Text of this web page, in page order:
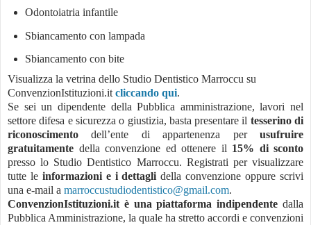
Odontoiatria infantile
Sbiancamento con lampada
Sbiancamento con bite
Visualizza la vetrina dello Studio Dentistico Marroccu su
ConvenzionIstituzioni.it cliccando qui.
Se sei un dipendente della Pubblica amministrazione, lavori nel
settore difesa e sicurezza o giustizia, basta presentare il tesserino di
riconoscimento dell’ente di appartenenza per usufruire
gratuitamente della convenzione ed ottenere il 15% di sconto
presso lo Studio Dentistico Marroccu. Registrati per visualizzare
tutte le informazioni e i dettagli della convenzione oppure scrivi
una e-mail a marroccustudiodentistico@gmail.com.
ConvenzionIstituzioni.it è una piattaforma indipendente dalla
Pubblica Amministrazione, la quale ha stretto accordi e convenzioni